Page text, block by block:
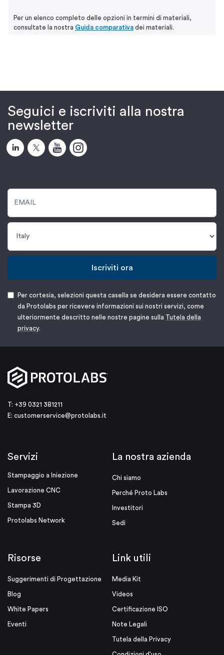
Per un elenco completo delle opzioni in termini di materiali,
consultate la nostra Guida comparativa dei materiali.
Seguici e iscriviti alla nostra
newsletter
Iscriviti ora
Per cortesia, selezioni questa casella se desidera essere contatto
da Protolabs per ricevere informazioni sui nostri servizi, come
ulteriormente descritto nelle nostre pagine sulla Tutela della
privacy.
T: +39 0321 381211
E: customerservice@protolabs.it
Servizi
Stampaggio a Iniezione
Lavorazione CNC
Stampa 3D
Protolabs Network
La nostra azienda
Chi siamo
Perché Proto Labs
Investitori
Sedi
Risorse
Suggerimenti di Progettazione
Blog
White Papers
Eventi
Link utili
Media Kit
Videos
Certificazione ISO
Note Legali
Tutela della Privacy